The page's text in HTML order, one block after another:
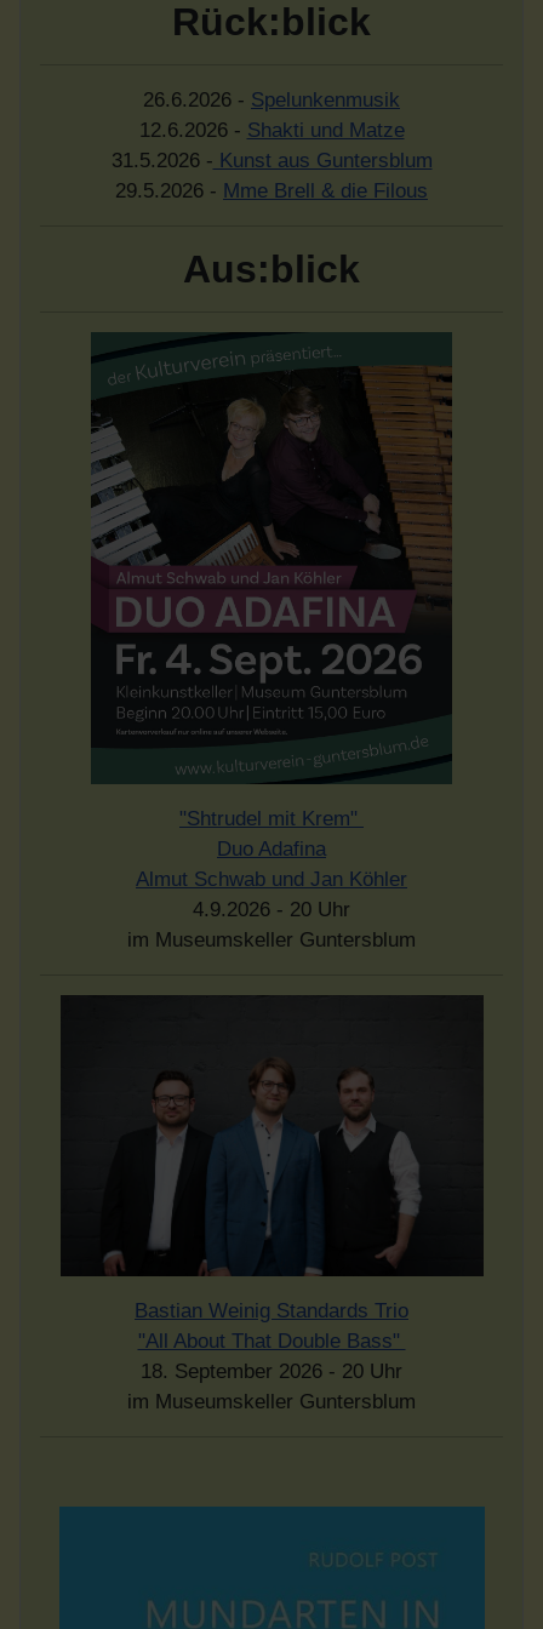
Rück:blick
26.6.2026 - Spelunkenmusik
12.6.2026 - Shakti und Matze
31.5.2026 - Kunst aus Guntersblum
29.5.2026 - Mme Brell & die Filous
Aus:blick
"Shtrudel mit Krem"
Duo Adafina
Almut Schwab und Jan Köhler
4.9.2026 - 20 Uhr
im Museumskeller Guntersblum
Bastian Weinig Standards Trio
"All About That Double Bass"
18. September 2026 - 20 Uhr
im Museumskeller Guntersblum